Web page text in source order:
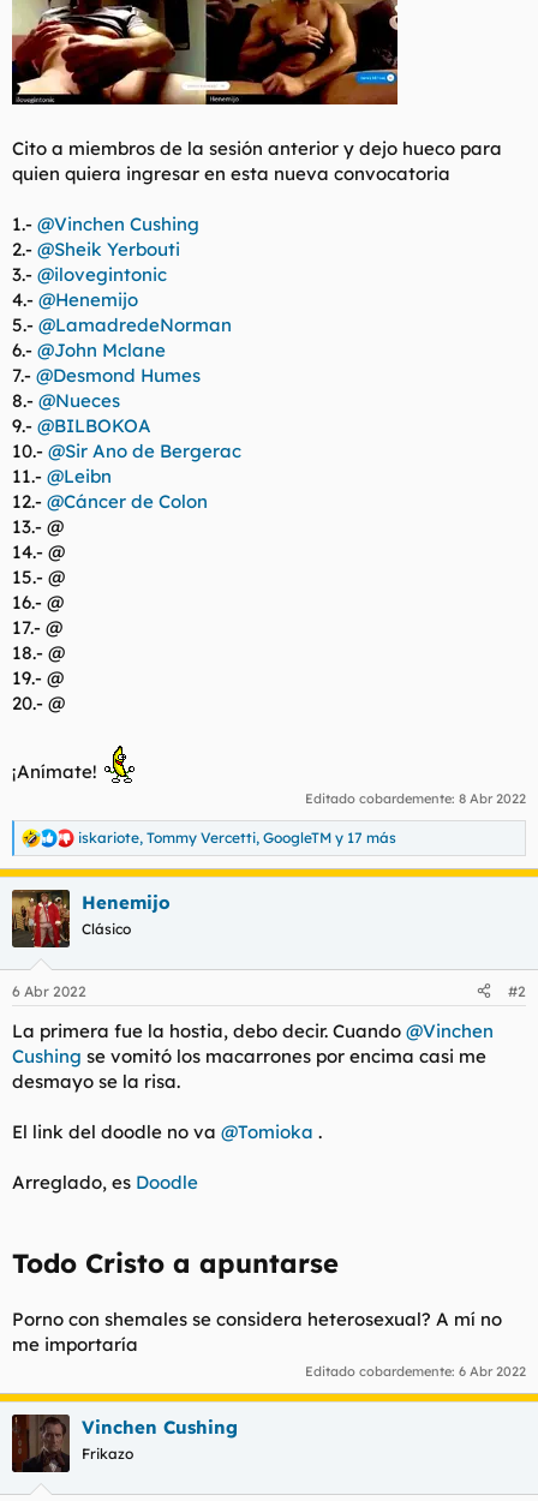
Cito a miembros de la sesión anterior y dejo hueco para
quien quiera ingresar en esta nueva convocatoria
1.- @Vinchen Cushing
2.- @Sheik Yerbouti
3.- @ilovegintonic
4.- @Henemijo
5.- @LamadredeNorman
6.- @John Mclane
7.- @Desmond Humes
8.- @Nueces
9.- @BILBOKOA
10.- @Sir Ano de Bergerac
11.- @Leibn
12.- @Cáncer de Colon
13.- @
14.- @
15.- @
16.- @
17.- @
18.- @
19.- @
20.- @
¡Anímate!
Editado cobardemente: 8 Abr 2022
R
e
a
c
c
e
:
iskariote, Tommy Vercetti, GoogleTM y 17 más
Henemijo
Clásico
6 Abr 2022 #2
La primera fue la hostia, debo decir. Cuando @Vinchen
Cushing se vomitó los macarrones por encima casi me
desmayo se la risa.
El link del doodle no va @Tomioka .
Arreglado, es Doodle
Todo Cristo a apuntarse
Porno con shemales se considera heterosexual? A mí no
me importaría
Editado cobardemente: 6 Abr 2022
Vinchen Cushing
Frikazo